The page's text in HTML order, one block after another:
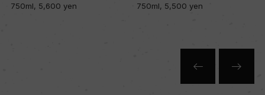
750ml, 5,600 yen
750ml, 5,500 yen